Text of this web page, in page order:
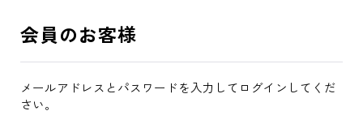
会員のお客様
メールアドレスとパスワードを入力してログインしてくだ
さい。